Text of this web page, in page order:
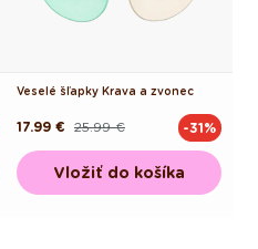
Veselé šľapky Krava a zvonec
Pôvodná25.99 €
Akciová
17.99 € -31%
Vložiť do košíka